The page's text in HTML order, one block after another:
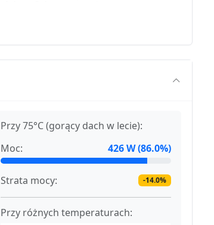
Przy 75°C (gorący dach w lecie):
Moc:
426 W (86.0%)
Strata mocy: -14.0%
Przy różnych temperaturach: